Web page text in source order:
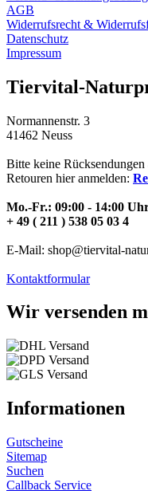
AGB
Widerrufsrecht &
Datenschutz
Impressum
Tiervital-
Normannenstr. 3
41462 Neuss
Bitte keine
Retouren hier anmelden:
Mo.-Fr.: 09:00 - 14:00
+ 49 ( 211 ) 538 05 03 4
E-Mail: shop@tiervital-
Kontaktformular
Wir versenden
Informationen
Gutscheine
Sitemap
Suchen
Callback Service